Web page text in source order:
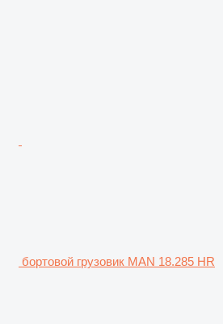
бортовой грузовик MAN 18.285 HR